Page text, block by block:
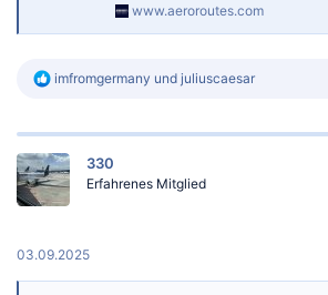
www.aeroroutes.com
R
k
i
o
n
:
imfromgermany und juliuscaesar
330
Erfahrenes Mitglied
03.09.2025